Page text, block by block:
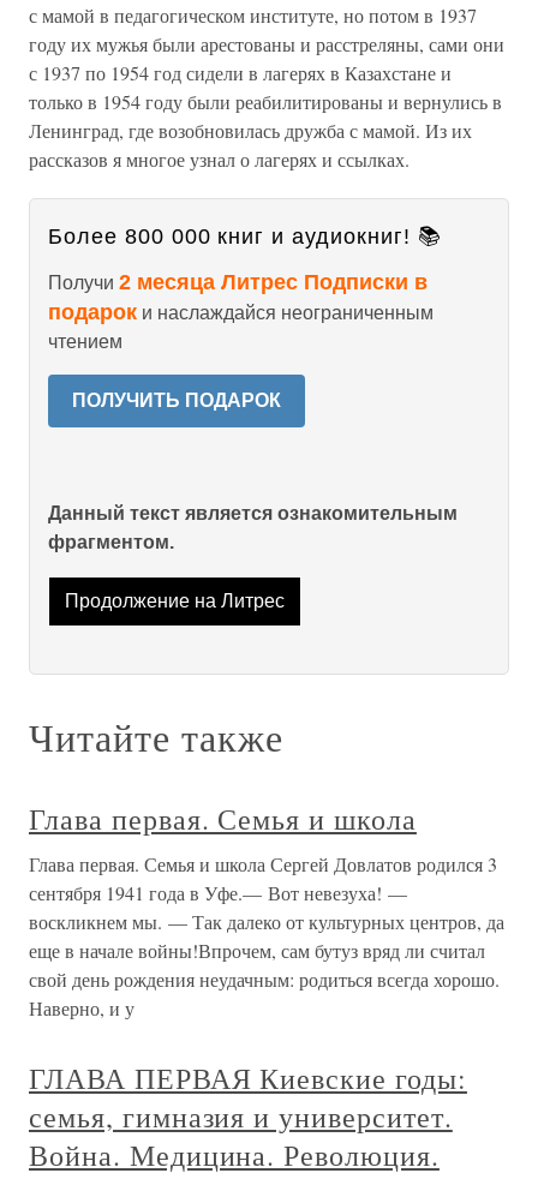
с мамой в педагогическом институте, но потом в 1937
году их мужья были арестованы и расстреляны, сами они
с 1937 по 1954 год сидели в лагерях в Казахстане и
только в 1954 году были реабилитированы и вернулись в
Ленинград, где возобновилась дружба с мамой. Из их
рассказов я многое узнал о лагерях и ссылках.
Более 800 000 книг и аудиокниг! 📚
Получи 2 месяца Литрес Подписки в
подарок и наслаждайся неограниченным
чтением
ПОЛУЧИТЬ ПОДАРОК
Данный текст является ознакомительным
фрагментом.
Продолжение на Литрес
Читайте также
Глава первая. Семья и школа
Глава первая. Семья и школа Сергей Довлатов родился 3
сентября 1941 года в Уфе.— Вот невезуха! —
воскликнем мы. — Так далеко от культурных центров, да
еще в начале войны!Впрочем, сам бутуз вряд ли считал
свой день рождения неудачным: родиться всегда хорошо.
Наверно, и у
ГЛАВА ПЕРВАЯ Киевские годы:
семья, гимназия и университет.
Война. Медицина. Революция.